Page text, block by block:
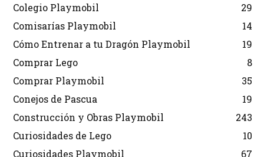
Colegio Playmobil
29
Comisarías Playmobil
14
Cómo Entrenar a tu Dragón Playmobil
19
Comprar Lego
8
Comprar Playmobil
35
Conejos de Pascua
19
Construcción y Obras Playmobil
243
Curiosidades de Lego
10
Curiosidades Playmobil
67